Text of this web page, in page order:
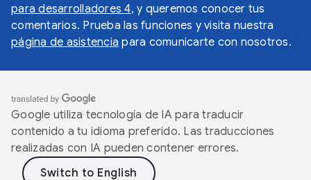
para desarrolladores 4, y queremos conocer tus
comentarios. Prueba las funciones y visita nuestra
página de asistencia para comunicarte con nosotros.
Google utiliza tecnología de IA para traducir
contenido a tu idioma preferido. Las traducciones
realizadas con IA pueden contener errores.